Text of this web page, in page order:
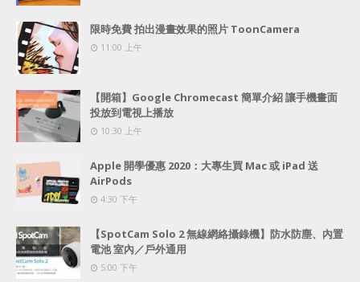
限時免費 拍出漫畫效果的照片 ToonCamera
11:00 上午
【開箱】Google Chromecast 簡單介紹 讓手機畫面
投放到電視上播放
10:30 上午
Apple 開學優惠 2020：大專生買 Mac 或 iPad 送
AirPods
4:30 下午
【SpotCam Solo 2 無線網絡攝錄機】防水防塵、內置
電池 室內／戶外通用
5:00 下午